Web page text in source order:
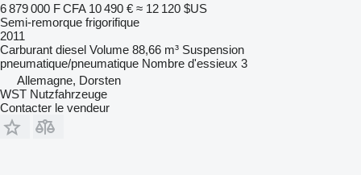
6 879 000 F CFA 10 490 € ≈ 12 120 $US
Semi-remorque frigorifique
2011
Carburant diesel Volume 88,66 m³ Suspension
pneumatique/pneumatique Nombre d'essieux 3
Allemagne, Dorsten
WST Nutzfahrzeuge
Contacter le vendeur